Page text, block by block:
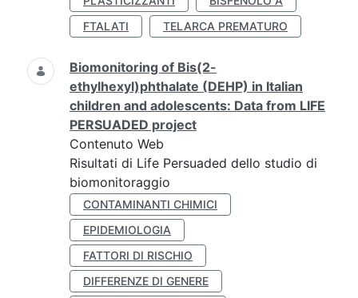
FTALATI
TELARCA PREMATURO
Biomonitoring of Bis(2-
ethylhexyl)phthalate (DEHP) in Italian
children and adolescents: Data from LIFE
PERSUADED project
Contenuto Web
Risultati di Life Persuaded dello studio di
biomonitoraggio
CONTAMINANTI CHIMICI
EPIDEMIOLOGIA
FATTORI DI RISCHIO
DIFFERENZE DI GENERE